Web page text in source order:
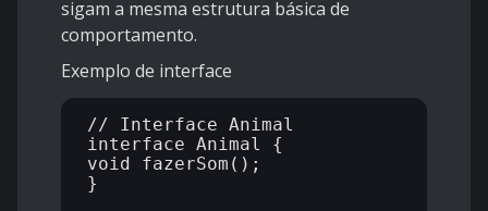
sigam a mesma estrutura básica de
comportamento.
Exemplo de interface
// Interface Animal
interface Animal {
void fazerSom();
}